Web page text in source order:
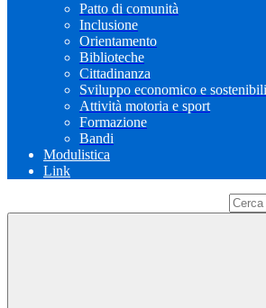
Patto di comunità
Inclusione
Orientamento
Biblioteche
Cittadinanza
Sviluppo economico e
Attività motoria e sport
Formazione
Bandi
Modulistica
Link